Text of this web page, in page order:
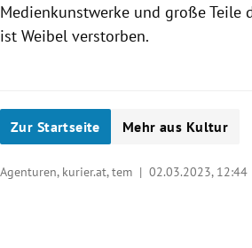
Medienkunstwerke und große Teile
ist Weibel verstorben.
Zur Startseite Mehr aus Kultur
Agenturen, kurier.at, tem | 02.03.2023, 12:44